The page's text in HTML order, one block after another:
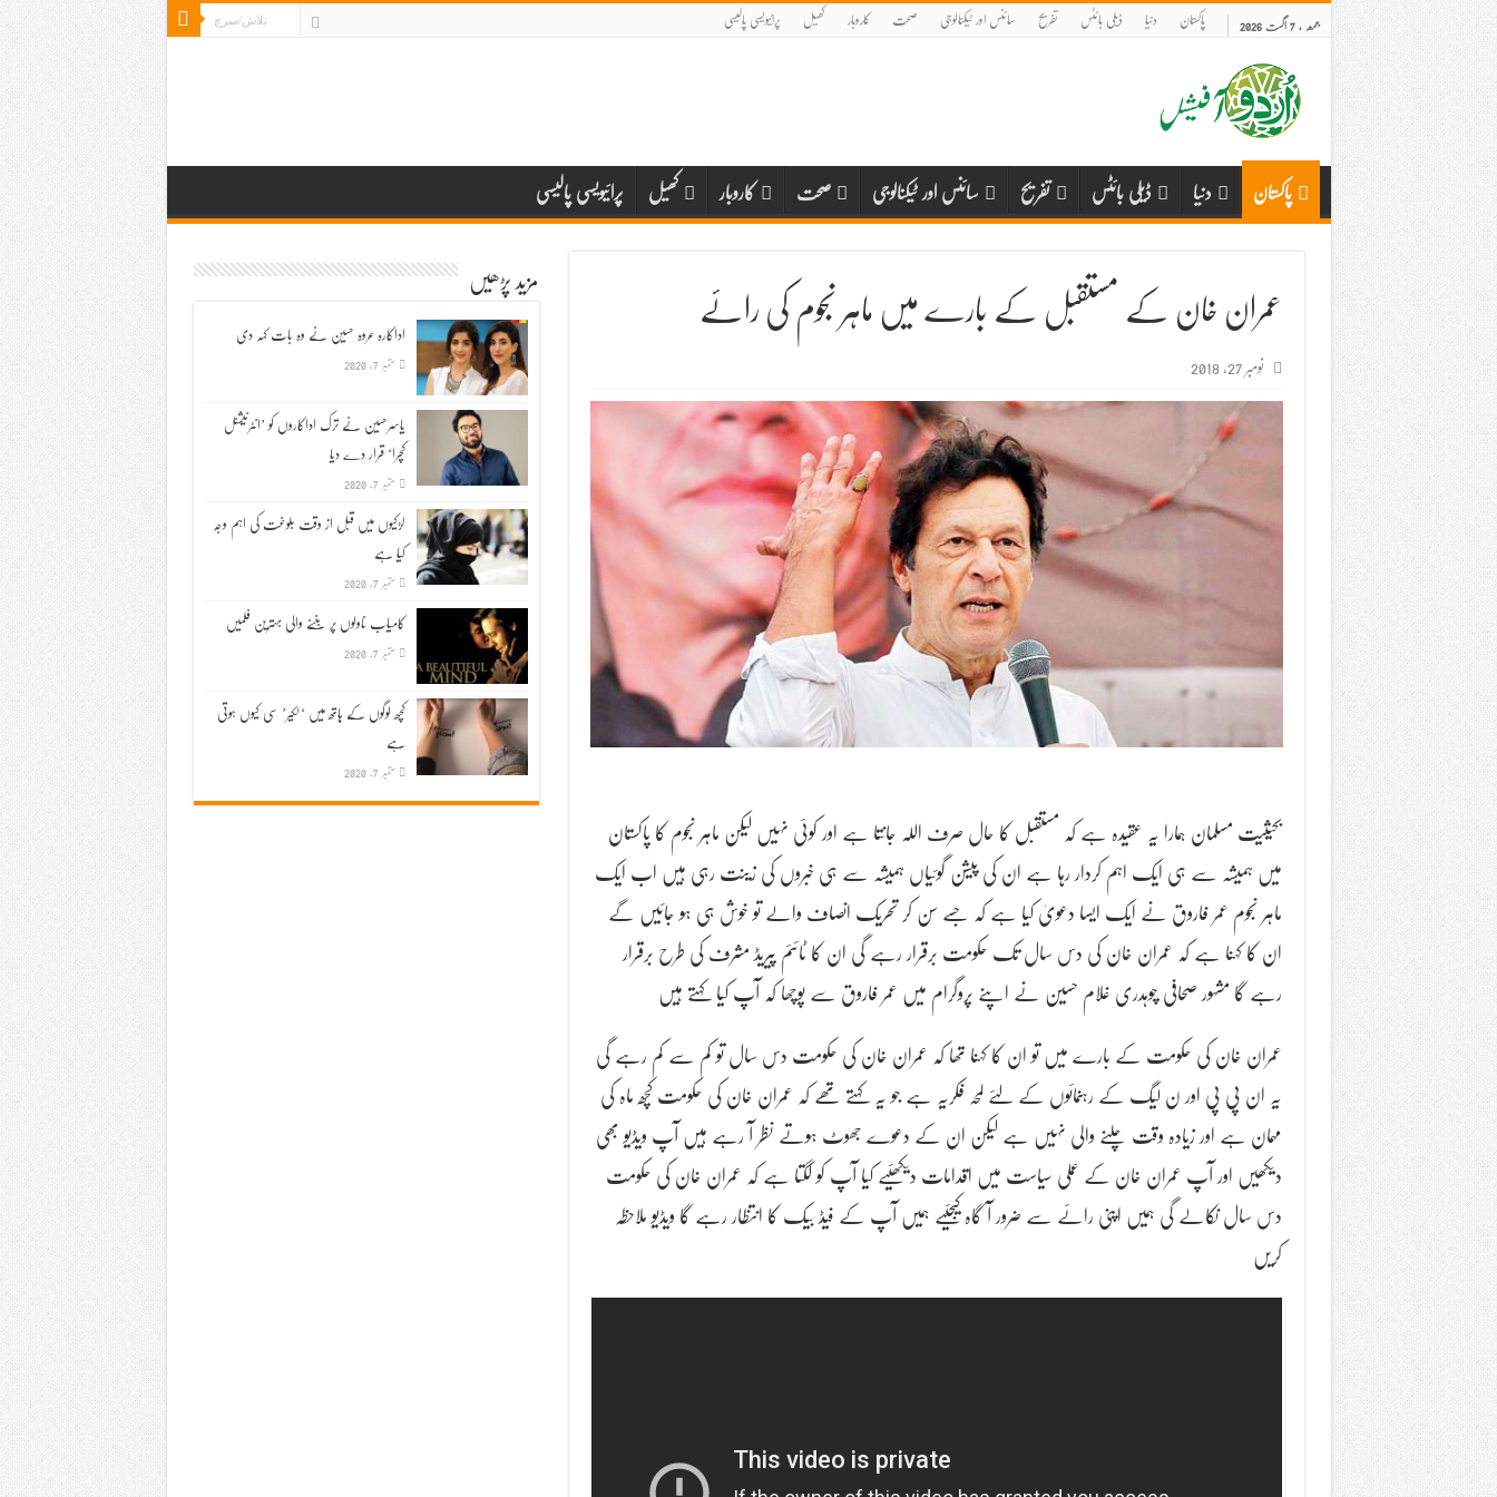
جمعہ , 7 اگست 2026 پاکستان دنیا ڈیلی بائٹس تفریح سائنس اور ٹیکنالوجی صحت کاروبار کھیل پرائیویسی پالیسی
پاکستان دنیا ڈیلی بائٹس تفریح سائنس اور ٹیکنالوجی صحت کاروبار کھیل پرائیویسی پالیسی
عمران خان کے مستقبل کے بارے میں ماہر نجوم کی رائے
نومبر 27, 2018
بحیثیت مسلمان ہمارا یہ عقیدہ ہے کہ مستقبل کا حال صرف اللہ جانتا ہے اور کوئی نہیں لیکن ماہر نجوم کا پاکستان
میں ہمیشہ سے ہی ایک اہم کردار رہا ہے ان کی پیشن گوئیاں ہمیشہ سے ہی خبروں کی زینت رہی ہیں اب ایک
ماہر نجوم عمر فاروق نے ایک ایسا دعویٰ کیا ہے کہ جسے سن کر تحریک انصاف والے تو خوش ہی ہو جائیں گے
ان کا کہنا ہے کہ عمران خان کی دس سال تک حکومت برقرار رہے گی ان کا ٹائئم پیریڈ مشرف کی طرح برقرار
رہے گا مشہور صحافی چوہدری غلام حسین نے اپنے پروگرام میں عمر فاروق سے پوچھا کہ آپ کیا کہتے ہیں
عمران خان کی حکومت کے بارے میں تو ان کا کہنا تھا کہ عمران خان کی حکومت دس سال تو کم سے کم رہے گی
یہ ان پی پی اور ن لیگ کے رہنمائوں کے لئے لمحہ فکریہ ہے جو یہ کہتے تھے کہ عمران خان کی حکومت کچھ ماہ کی
مہمان ہے اور زیادہ وقت چلنے والی نہیں ہے لیکن ان کے دعوے جھوٹ ہوتے نظر آ رہے ہیں آپ ویڈیو بھی
دیکھیں اور آپ عمران خان کے عملی سیاست میں اقدامات دیکھئیے کیا آپ کو لگتا ہے کہ عمران خان کی حکومت
دس سال نکالے گی ہمیں اپنی رائے سے ضرور آ گاہ کیجئیے ہمیں آپ کے فیڈ بیک کا انتظار رہے گا ویڈیو ملاحظہ
کریں
مزید پڑھیں
اداکارہ عروہ حسین نے وہ بات کہہ دی
ستمبر 7, 2020
یاسرحسین نے ترک اداکاروں کو ’انٹرنیشنل
کچرا‘ قرار دے دیا
ستمبر 7, 2020
لڑکیوں میں قبل از وقت بلوغت کی اہم وجہ
کیا ہے
ستمبر 7, 2020
کامیاب ناولوں پر بننے والی بہترین فلمیں
ستمبر 7, 2020
کچھ لوگوں کے ہاتھ میں ‘لکیر’ سی کیوں ہوتی
ہے
ستمبر 7, 2020